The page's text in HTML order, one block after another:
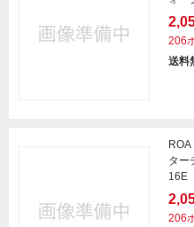
206
送料
ター
16E
206